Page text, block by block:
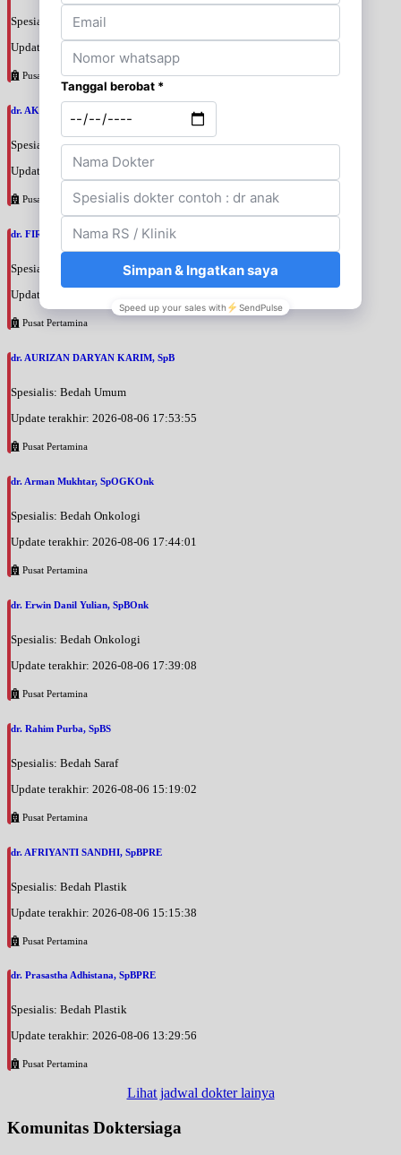
Spesialis: Bedah Urologi
Update terakhir: 2026-08-06 18:42:13
Pusat Pertamina
dr. AKBARI WAHYUDI KUSUMAH, SpU
Spesialis: Bedah Urologi
Update terakhir: 2026-08-06 18:38:38
Pusat Pertamina
dr. FIRTANTYO ADI SYAHPUTRA, SpU
Spesialis: Bedah Urologi
Update terakhir: 2026-08-06 18:29:29
Pusat Pertamina
dr. AURIZAN DARYAN KARIM, SpB
Spesialis: Bedah Umum
Update terakhir: 2026-08-06 17:53:55
Pusat Pertamina
dr. Arman Mukhtar, SpOGKOnk
Spesialis: Bedah Onkologi
Update terakhir: 2026-08-06 17:44:01
Pusat Pertamina
dr. Erwin Danil Yulian, SpBOnk
Spesialis: Bedah Onkologi
Update terakhir: 2026-08-06 17:39:08
Pusat Pertamina
dr. Rahim Purba, SpBS
Spesialis: Bedah Saraf
Update terakhir: 2026-08-06 15:19:02
Pusat Pertamina
dr. AFRIYANTI SANDHI, SpBPRE
Spesialis: Bedah Plastik
Update terakhir: 2026-08-06 15:15:38
Pusat Pertamina
dr. Prasastha Adhistana, SpBPRE
Spesialis: Bedah Plastik
Update terakhir: 2026-08-06 13:29:56
Pusat Pertamina
Lihat jadwal dokter lainya
Komunitas Doktersiaga